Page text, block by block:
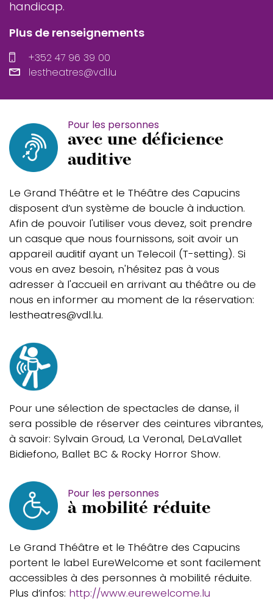
handicap.
Plus de renseignements
+352 47 96 39 00
lestheatres@vdl.lu
Pour les personnes
avec une déficience
auditive
Le Grand Théâtre et le Théâtre des Capucins
disposent d’un système de boucle à induction.
Afin de pouvoir l'utiliser vous devez, soit prendre
un casque que nous fournissons, soit avoir un
appareil auditif ayant un Telecoil (T-setting). Si
vous en avez besoin, n'hésitez pas à vous
adresser à l'accueil en arrivant au théâtre ou de
nous en informer au moment de la réservation:
lestheatres@vdl.lu.
Pour une sélection de spectacles de danse, il
sera possible de réserver des ceintures vibrantes,
à savoir: Sylvain Groud, La Veronal, DeLaVallet
Bidiefono, Ballet BC & Rocky Horror Show.
Pour les personnes
à mobilité réduite
Le Grand Théâtre et le Théâtre des Capucins
portent le label EureWelcome et sont facilement
accessibles à des personnes à mobilité réduite.
Plus d’infos: http://www.eurewelcome.lu